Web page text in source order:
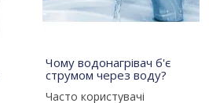
Чому водонагрівач б'є
струмом через воду?
Часто користувачі